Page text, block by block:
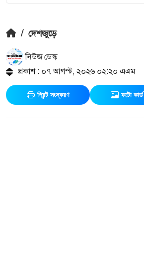
/ দেশজুড়ে
নিউজ ডেস্ক
প্রকাশ : ০৭ আগস্ট, ২০২৬ ০২:২০ এএম
প্রিন্ট সংস্করণ ফটো কার্ড